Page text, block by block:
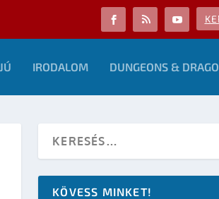
IRODALOM DUNGEONS &
KÖVESS MINKET!